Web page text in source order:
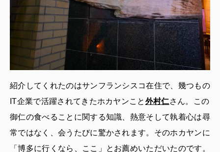
紹介してくれたのはサンフランシスコ在住で、幾つもの
IT企業で活躍されてきたホカヤンこと 外村仁さん。この
御仁の食べることに関する知識、熱意そして執着心は尋
常ではなく、会うたびに驚かされます。そのホカヤンに
「博多に行くなら、ここ」とお薦めいただいたのです。